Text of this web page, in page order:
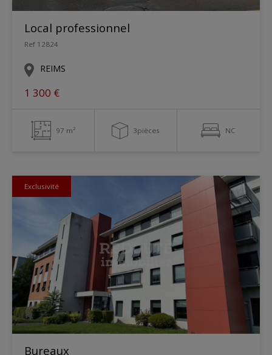
Local professionnel
Ref 12824
REIMS
1 300 €
97 m² 3pièces NC
Exclusivité
Bureaux